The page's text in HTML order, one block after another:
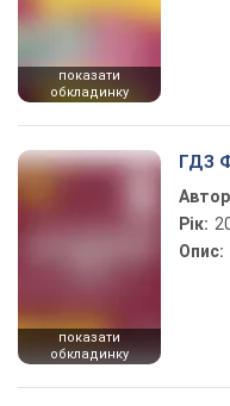
показати
обкладинку
показати
обкладинку
ГДЗ
Рік:
Опис: